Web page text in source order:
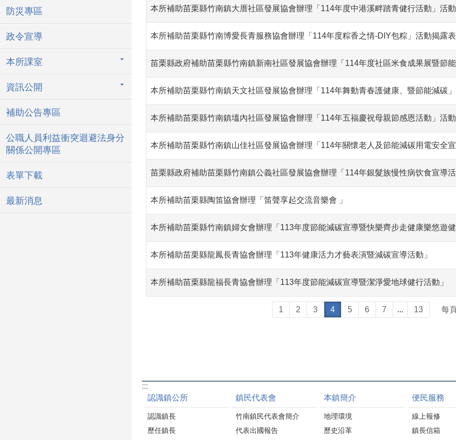
防災專區
政令宣導
本所課室
資訊公開
補助公告專區
公職人員利益衝突迴避法身分
關係公開專區
表單下載
最新消息
本所補助苗栗縣竹南鎮大厝社區發展協會辦理「114年度中港溪畔踏青健行活動」活
本所補助苗栗縣竹南博愛長青服務協會辦理「114年度粽香之情-DIY包粽」活動揭露表
苗栗縣政府補助苗栗縣竹南鎮新南社區發展協會辦理「114年度社區米食成果展暨節
本所補助苗栗縣竹南鎮天文社區發展協會辦理「114年舞動青春護健康、暨節能減碳
本所補助苗栗縣竹南鎮塭內社區發展協會辦理「114年五福慶祝母親節感恩活動」活
本所補助苗栗縣竹南鎮山佳社區發展協會辦理「114年關懷老人及節能減碳用電安全
苗栗縣政府補助苗栗縣竹南鎮公義社區發展協會辦理「114年銀髮族慢性病饮食宣導
本所補助苗栗縣陶笛協會辦理「笛聲享起交流音樂會 」
本所補助苗栗縣竹南鎮婦女會辦理「113年度節能減碳宣導暨快樂齊步走健康樂悠遊健
本所補助苗栗縣龍鳳長青協會辦理「113年健康活力才藝表演暨減碳宣導活動」
本所補助苗栗縣龍福長青協會辦理「113年度節能減碳宣導暨潔淨愛地球健行活動」
1 2 3 4 5 6 7 ... 13 每
:::
認識鎮公所
認識鎮長
歷任鎮長
鎮民代表會
竹南鎮民代表會簡介
代表出國報告
本鎮簡介
地理環境
歷史沿革
便民服務
線上報修
鎮長信箱